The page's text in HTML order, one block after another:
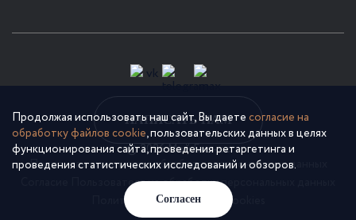
Продолжая использовать наш сайт, Вы даете согласие на
обработку файлов cookie, пользовательских данных в целях
функционирования сайта, проведения ретаргетинга и
проведения статистических исследований и обзоров.
Согласен
© 2026 Мой Бизнес
Политика в отношении обработки персональных данных
Согласие Пользователя на обработку персональных данных
Политика использования cookies
НАПИСАТЬ НАМ